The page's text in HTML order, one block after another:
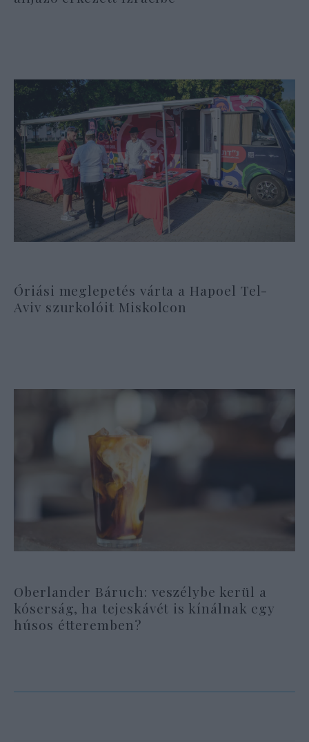
Óriási meglepetés várta a Hapoel Tel-
Aviv szurkolóit Miskolcon
Oberlander Báruch: veszélybe kerül a
kóserság, ha tejeskávét is kínálnak egy
húsos étteremben?